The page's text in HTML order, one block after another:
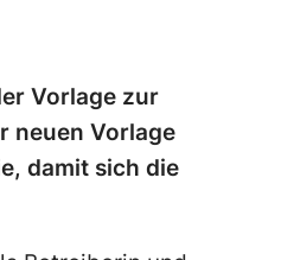
Vorlage zur
neuen Vorlage
damit sich die